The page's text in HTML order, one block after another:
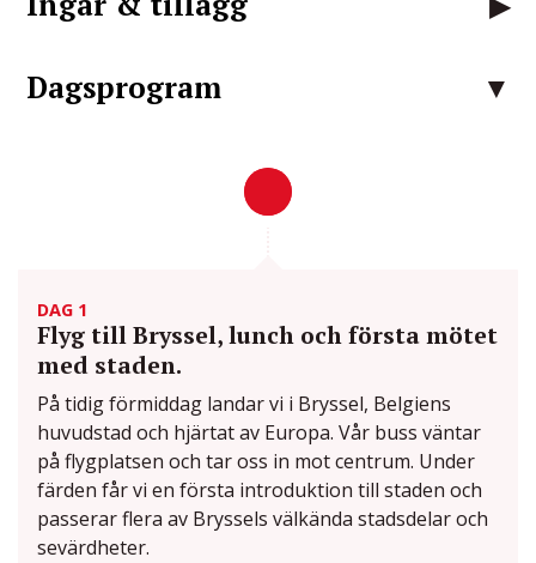
Dagsprogram
DAG 1
Flyg till Bryssel, lunch och första mötet
med staden.
På tidig förmiddag landar vi i Bryssel, Belgiens
huvudstad och hjärtat av Europa. Vår buss väntar
på flygplatsen och tar oss in mot centrum. Under
färden får vi en första introduktion till staden och
passerar flera av Bryssels välkända stadsdelar och
sevärdheter.